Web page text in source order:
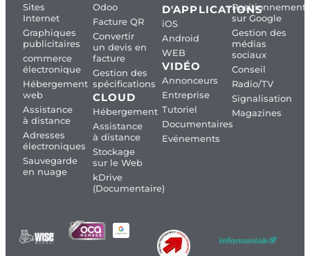
Sites
Internet
Graphiques
publicitaires
commerce
électronique
Hébergement
web
Assistance
à distance
Adresses
électroniques
Sauvegarde
en nuage
Odoo
Facture QR
Convertir
un devis en
facture
Gestion des
spécifications
CLOUD
Hébergement
Assistance
à distance
Stockage
sur le Web
kDrive
(Documentaire)
D'APPLICATIONS
iOS
Android
WEB
VIDÉO
Annonceurs
Entreprise
Tutoriel
Documentaires
Evénements
Positionnement
sur Google
Gestion des
médias
sociaux
Conseil
Radio/TV
Signalisation
Magazines